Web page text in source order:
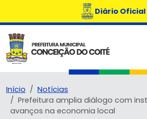
Diário Oficial
Início
Notícias
Prefeitura amplia diálogo com
avanços na economia local